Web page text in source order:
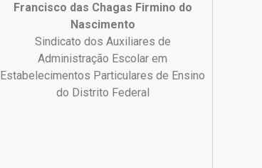
Francisco das Chagas Firmino do
Nascimento
Sindicato dos Auxiliares de
Administração Escolar em
Estabelecimentos Particulares de Ensino
do Distrito Federal